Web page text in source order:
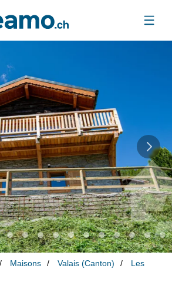
Maisons Valais (Canton)
Les